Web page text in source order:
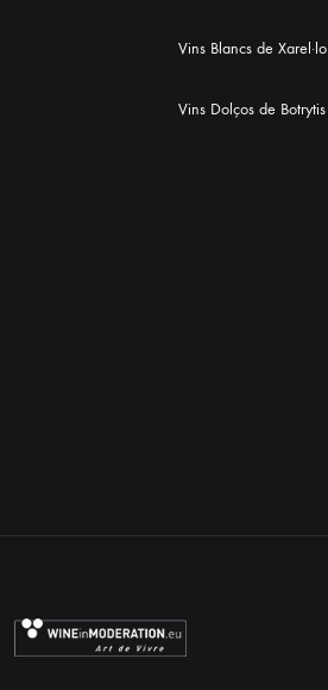
Vins Blancs de Xarel·lo
Vins Dolços de Botrytis